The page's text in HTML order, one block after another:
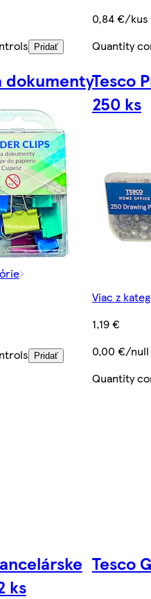
Pridať
0,84 €/kus
Quantity
dokumenty
Pridať
Tesco
250 ks
Viac z
1,19 €
0,00 €/null
Quantity
ks
Tesco